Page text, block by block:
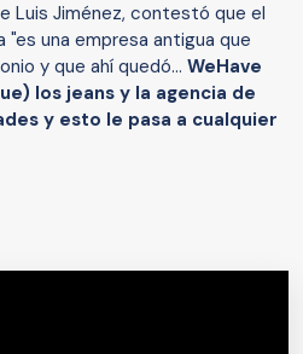
Luis Jiménez, contestó que el
una empresa antigua que
y que ahí quedó... WeHave
los jeans y la agencia de
y esto le pasa a cualquier